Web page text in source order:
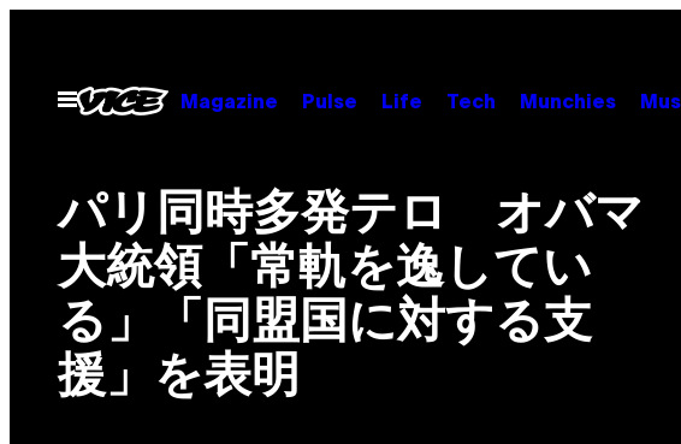
contentOpen
Menu
Magazine Pulse Life Tech Munchies
パリ同時多発テロ オバマ
大統領「常軌を逸してい
る」「同盟国に対する支
援」を表明